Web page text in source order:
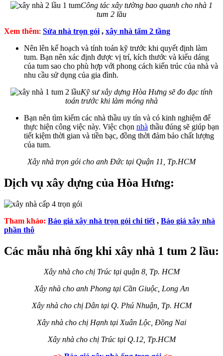
Công tác xây tường bao quanh cho nhà 1
tum 2 lầu
Xem thêm: Sửa nhà trọn gói , xây nhà tấm 2 tầng
Nên lên kế hoạch và tính toán kỹ trước khi quyết định làm
tum. Bạn nên xác định được vị trí, kích thước và kiểu dáng
của tum sao cho phù hợp với phong cách kiến trúc của nhà và
nhu cầu sử dụng của gia đình.
Kỹ sư xây dựng Hòa Hưng sẽ đo đạc tính
toán trước khi làm móng nhà
Bạn nên tìm kiếm các nhà thầu uy tín và có kinh nghiệm để
thực hiện công việc này. Việc chọn nhà thầu đúng sẽ giúp bạn
tiết kiệm thời gian và tiền bạc, đồng thời đảm bảo chất lượng
của tum.
Xây nhà trọn gói cho anh Đức tại Quận 11, Tp.HCM
Dịch vụ xây dựng của Hòa Hưng:
Tham khảo: Báo giá xây nhà trọn gói chi tiết , Báo giá xây nhà
phần thô
Các mẫu nhà ống khi xây nhà 1 tum 2 lầu:
Xây nhà cho chị Trúc tại quận 8, Tp. HCM
Xây nhà cho anh Phong tại Cần Giuộc, Long An
Xây nhà cho chị Dân tại Q. Phú Nhuận, Tp. HCM
Xây nhà cho chị Hạnh tại Xuân Lộc, Đồng Nai
Xây nhà cho chị Trúc tại Q.12, Tp.HCM